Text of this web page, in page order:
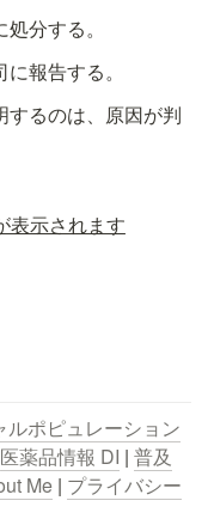
分する。
報告する。
するのは、原因が判
表示されます
ルポピュレーション
医薬品情報 DI | 普及
Me | プライバシー